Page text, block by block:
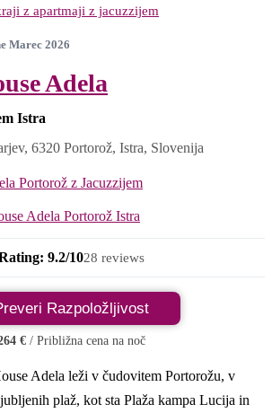
z apartmaji z jacuzzijem
Marec 2026
Adela
Istra
6320 Portorož, Istra, Slovenija
9.2/1028 reviews
Razpoložljivost
€/ Približna cena na noč
Adela leži v čudovitem Portorožu, v
plaž, kot sta Plaža kampa Lucija in